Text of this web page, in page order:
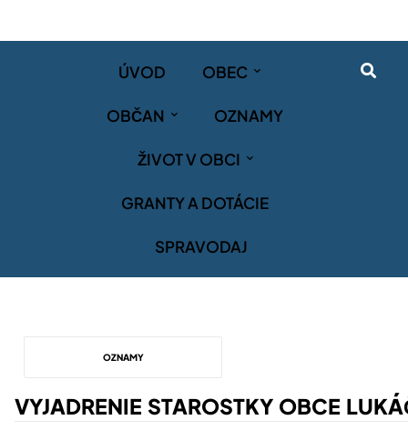
ÚVOD OBEC
OBČAN OZNAMY
ŽIVOT V OBCI
GRANTY A DOTÁCIE
SPRAVODAJ
OZNAMY
VYJADRENIE STAROSTKY OBCE